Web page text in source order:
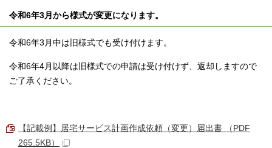
令和6年3月から様式が変更になります。
令和6年3月中は旧様式でも受け付けます。
令和6年4月以降は旧様式での申請は受け付けず、返却しますので
ご了承ください。
【記載例】居宅サービス計画作成依頼（変更）届出書 （PDF
265.5KB）